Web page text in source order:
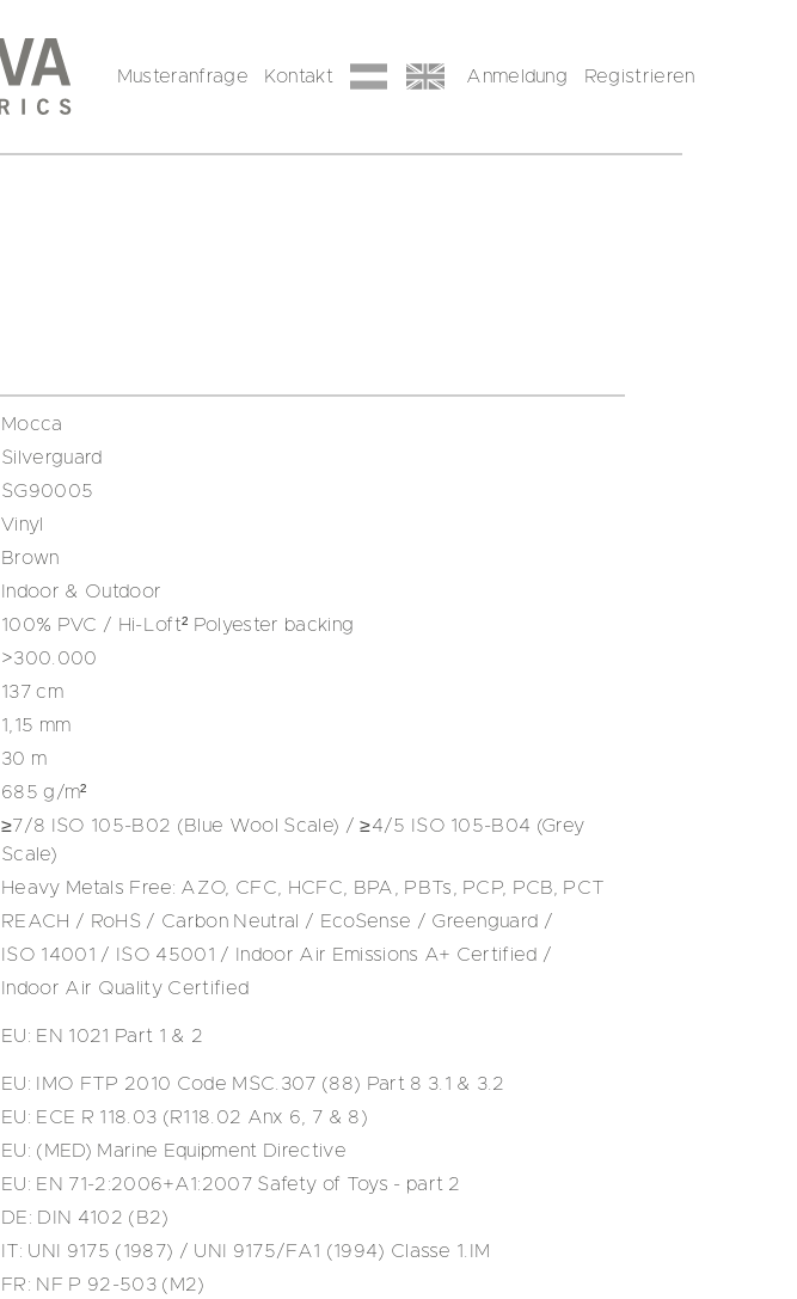
Musteranfrage Kontakt Anmeldung Registrieren
Mocca
Silverguard
SG90005
Vinyl
Brown
Indoor & Outdoor
100% PVC / Hi-Loft² Polyester backing
>300.000
137cm
1,15 mm
30 m
685g/m²
≥7/8 ISO 105-B02 (Blue Wool Scale) / ≥4/5 ISO 105-B04 (Grey
Scale)
Heavy Metals Free: AZO, CFC, HCFC, BPA, PBTs, PCP, PCB, PCT
REACH / RoHS / Carbon Neutral / EcoSense / Greenguard /
ISO 14001 / ISO 45001 / Indoor Air Emissions A+ Certified /
Indoor Air Quality Certified
EU: EN 1021 Part 1 & 2
EU: IMO FTP 2010 Code MSC.307 (88) Part 8 3.1 & 3.2
EU: ECE R 118.03 (R118.02 Anx 6, 7 & 8)
EU: (MED) Marine Equipment Directive
EU: EN 71-2:2006+A1:2007 Safety of Toys - part 2
DE: DIN 4102 (B2)
IT: UNI 9175 (1987) / UNI 9175/FA1 (1994) Classe 1.IM
FR: NF P 92-503 (M2)